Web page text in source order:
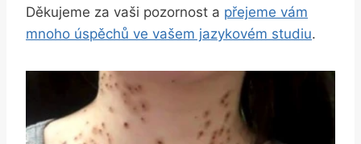
Děkujeme za vaši pozornost ‌a přejeme vám
mnoho úspěchů ve vašem jazykovém studiu.